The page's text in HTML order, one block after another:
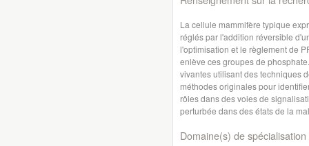
La cellule mammifère typique
réglés par l'addition réversible
l'optimisation et le règlement de
enlève ces groupes de
vivantes utilisant des techniques
méthodes originales pour
rôles dans des voies de
perturbée dans des états de la
Domaine(s) de spécialisation